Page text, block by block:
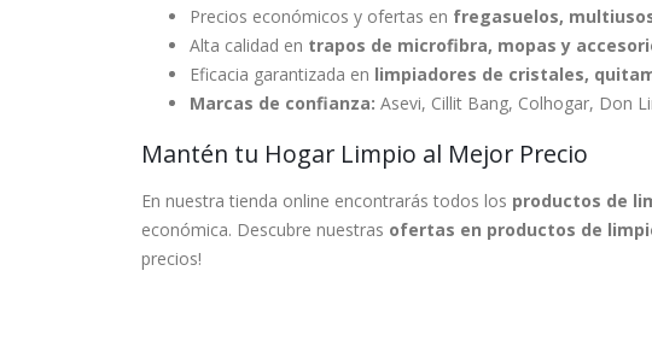
Precios económicos y ofertas en fregasuelos,
Alta calidad en trapos de microfibra, mopas y
Eficacia garantizada en limpiadores de cristales,
Marcas de confianza: Asevi, Cillit Bang, Colhogar, Don
Mantén tu Hogar Limpio al Mejor Precio
En nuestra tienda online encontrarás todos los productos de
económica. Descubre nuestras ofertas en productos de
precios!